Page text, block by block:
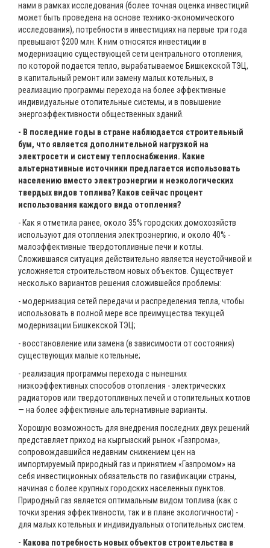
нами в рамках исследования (более точная оценка инвестиций
может быть проведена на основе технико-экономического
исследования), потребности в инвестициях на первые три года
превышают $200 млн. К ним относятся инвестиции в
модернизацию существующей сети центрального отопления,
по которой подается тепло, вырабатываемое Бишкекской ТЭЦ,
в капитальный ремонт или замену малых котельных, в
реализацию программы перехода на более эффективные
индивидуальные отопительные системы, и в повышение
энергоэффективности общественных зданий.
- В последние годы в стране наблюдается строительный
бум, что является дополнительной нагрузкой на
электросети и систему теплоснабжения. Какие
альтернативные источники предлагается использовать
населению вместо электроэнергии и неэкологических
твердых видов топлива? Каков сейчас процент
использования каждого вида отопления?
- Как я отметила ранее, около 35% городских домохозяйств
используют для отопления электроэнергию, и около 40% -
малоэффективные твердотопливные печи и котлы.
Сложившаяся ситуация действительно является неустойчивой и
усложняется строительством новых объектов. Существует
несколько вариантов решения сложившейся проблемы:
- модернизация сетей передачи и распределения тепла, чтобы
использовать в полной мере все преимущества текущей
модернизации Бишкекской ТЭЦ;
- восстановление или замена (в зависимости от состояния)
существующих малые котельные;
- реализация программы перехода с нынешних
низкоэффективных способов отопления - электрических
радиаторов или твердотопливных печей и отопительных котлов
— на более эффективные альтернативные варианты.
Хорошую возможность для внедрения последних двух решений
представляет приход на кыргызский рынок «Газпрома»,
сопровождавшийся недавним снижением цен на
импортируемый природный газ и принятием «Газпромом» на
себя инвестиционных обязательств по газификации страны,
начиная с более крупных городских населенных пунктов.
Природный газ является оптимальным видом топлива (как с
точки зрения эффективности, так и в плане экологичности) -
для малых котельных и индивидуальных отопительных систем.
- Какова потребность новых объектов строительства в